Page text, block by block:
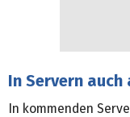
In Servern
In kommenden